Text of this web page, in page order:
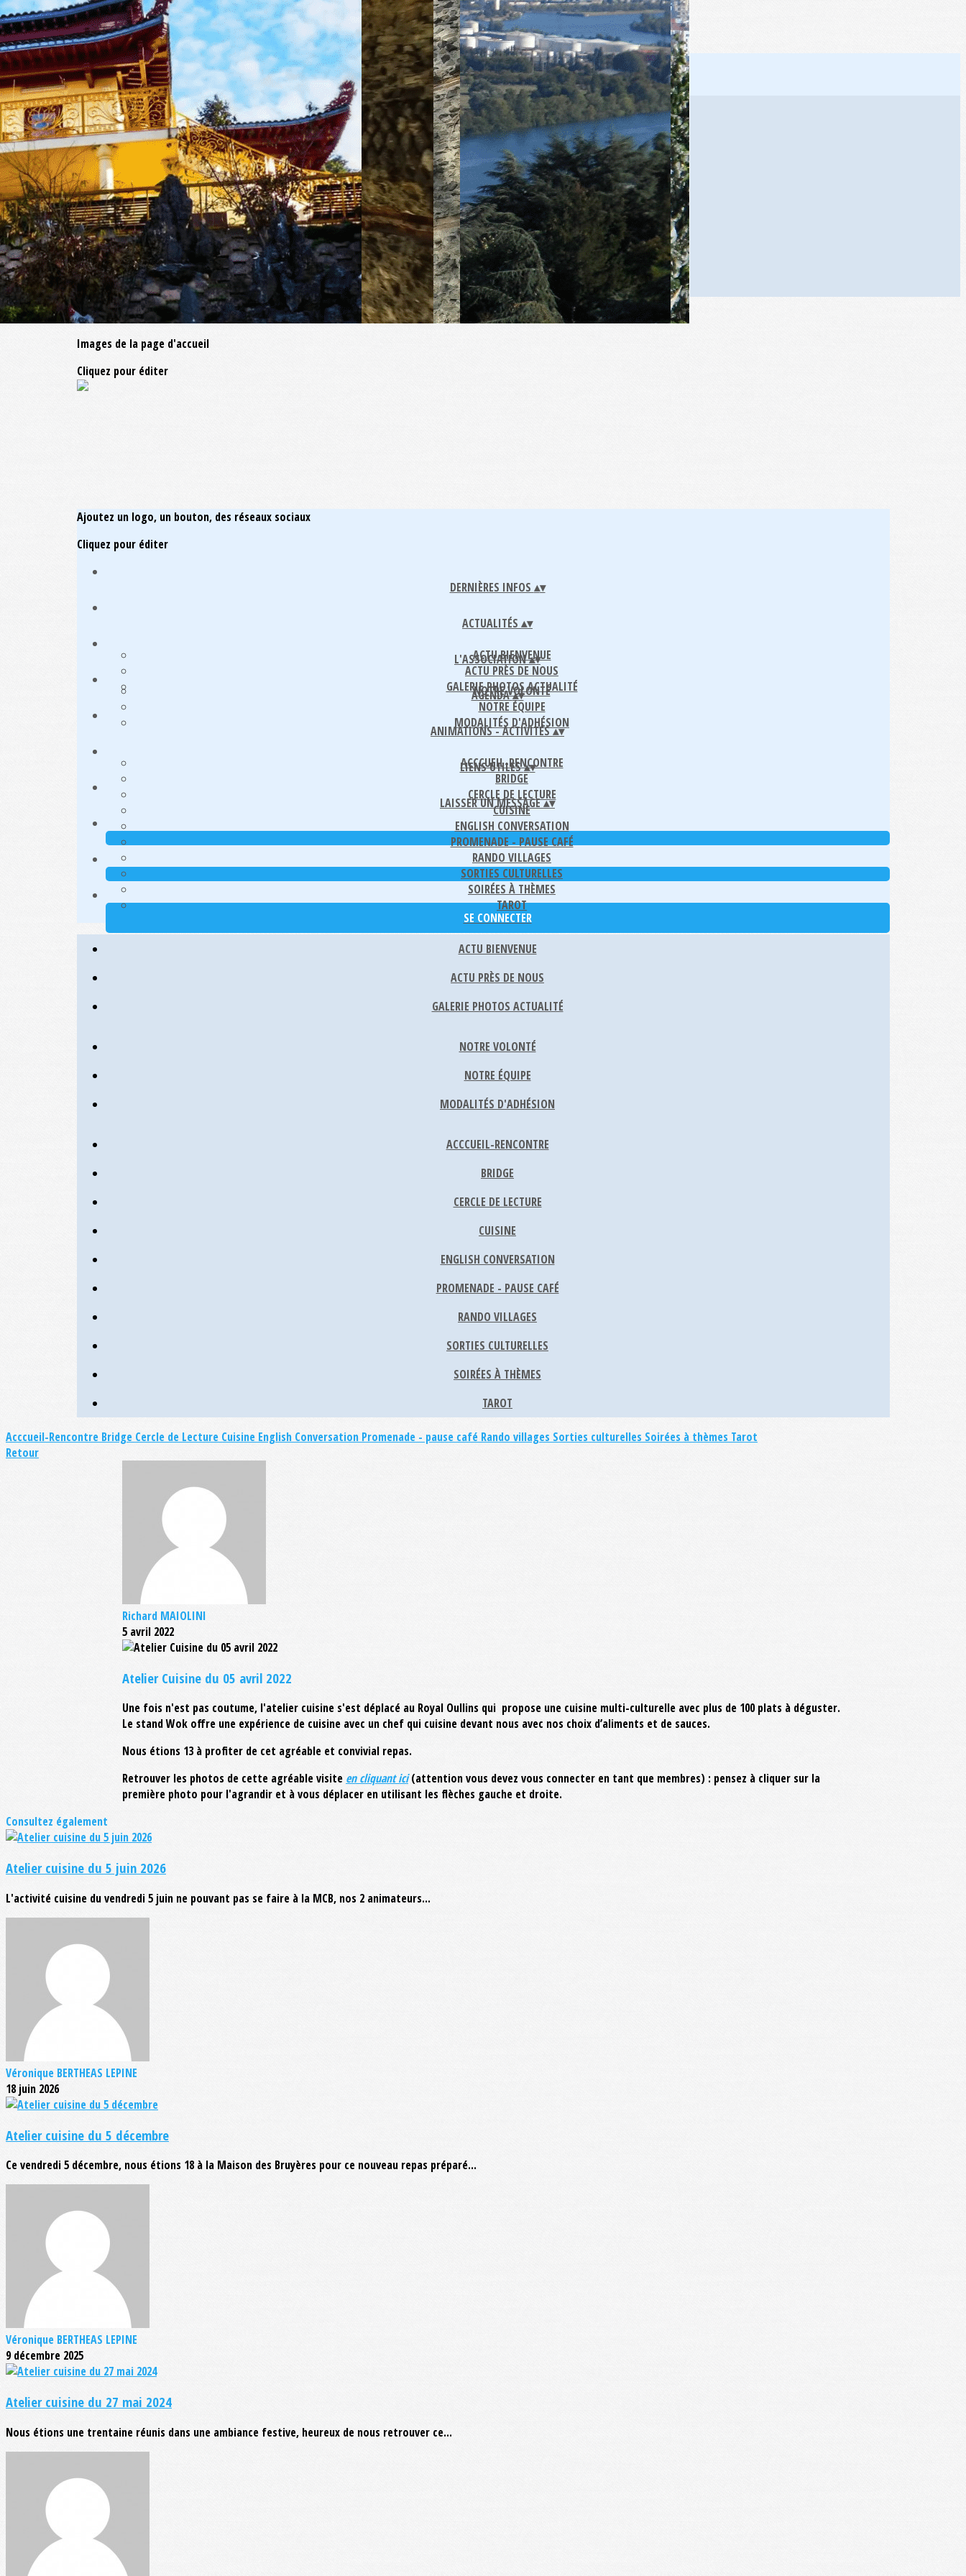
Exporter les lignes sélectionnées
Exporter toutes les colonnes
Exporter uniquement les colonnes affichées
Menu
<
>
Acccueil-Rencontre
Bridge
Cercle de Lecture
Cuisine
English Conversation
Promenade - pause café
Rando villages
Sorties culturelles
Soirées à thèmes
Tarot
?>
Images de la page d'accueil
Cliquez pour éditer
Ajoutez un logo, un bouton, des réseaux sociaux
Cliquez pour éditer
DERNIÈRES INFOS ▴▾
ACTUALITÉS ▴▾
ACTU BIENVENUE
ACTU PRÈS DE NOUS
GALERIE PHOTOS ACTUALITÉ
L'ASSOCIATION▴▾
NOTRE VOLONTÉ
NOTRE ÉQUIPE
MODALITÉS D'ADHÉSION
AGENDA▴▾
ANIMATIONS - ACTIVITÉS▴▾
ACCCUEIL-RENCONTRE
BRIDGE
CERCLE DE LECTURE
CUISINE
ENGLISH CONVERSATION
PROMENADE - PAUSE CAFÉ
RANDO VILLAGES
SORTIES CULTURELLES
SOIRÉES À THÈMES
TAROT
LIENS UTILES▴▾
LAISSER UN MESSAGE▴▾
SE CONNECTER
ACTU BIENVENUE
ACTU PRÈS DE NOUS
GALERIE PHOTOS ACTUALITÉ
NOTRE VOLONTÉ
NOTRE ÉQUIPE
MODALITÉS D'ADHÉSION
ACCCUEIL-RENCONTRE
BRIDGE
CERCLE DE LECTURE
CUISINE
ENGLISH CONVERSATION
PROMENADE - PAUSE CAFÉ
RANDO VILLAGES
SORTIES CULTURELLES
SOIRÉES À THÈMES
TAROT
Acccueil-Rencontre Bridge Cercle de Lecture Cuisine English Conversation Promenade - pause café Rando villages Sorties culturelles Soirées à thèmes Tarot
Retour
Richard MAIOLINI
5 avril 2022
Atelier Cuisine du 05 avril 2022
Une fois n'est pas coutume, l'atelier cuisine s'est déplacé au Royal Oullins qui propose une cuisine multi-culturelle avec plus de 100 plats à déguster.
Le stand Wok offre une expérience de cuisine avec un chef qui cuisine devant nous avec nos choix d’aliments et de sauces.
Nous étions 13 à profiter de cet agréable et convivial repas.
Retrouver les photos de cette agréable visite en cliquant ici(attention vous devez vous connecter en tant que membres) : pensez à cliquer sur la
première photo pour l'agrandir et à vous déplacer en utilisant les flèches gauche et droite.
Consultez également
Atelier cuisine du 5 juin 2026
L'activité cuisine du vendredi 5 juin ne pouvant pas se faire à la MCB, nos 2 animateurs...
Véronique BERTHEAS LEPINE
18 juin 2026
Atelier cuisine du 5 décembre
Ce vendredi 5 décembre, nous étions 18 à la Maison des Bruyères pour ce nouveau repas préparé...
Véronique BERTHEAS LEPINE
9 décembre 2025
Atelier cuisine du 27 mai 2024
Nous étions une trentaine réunis dans une ambiance festive, heureux de nous retrouver ce...